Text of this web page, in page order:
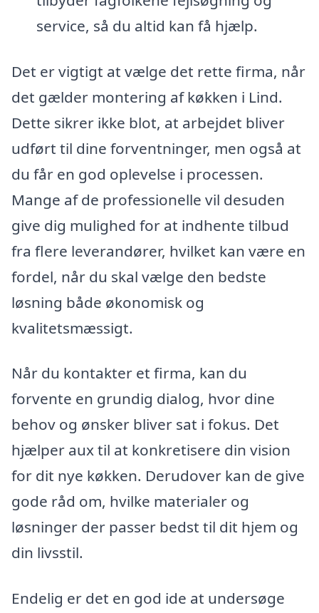
service, så du altid kan få hjælp.
Det er vigtigt at vælge det rette firma, når
det gælder montering af køkken i Lind.
Dette sikrer ikke blot, at arbejdet bliver
udført til dine forventninger, men også at
du får en god oplevelse i processen.
Mange af de professionelle vil desuden
give dig mulighed for at indhente tilbud
fra flere leverandører, hvilket kan være en
fordel, når du skal vælge den bedste
løsning både økonomisk og
kvalitetsmæssigt.
Når du kontakter et firma, kan du
forvente en grundig dialog, hvor dine
behov og ønsker bliver sat i fokus. Det
hjælper aux til at konkretisere din vision
for dit nye køkken. Derudover kan de give
gode råd om, hvilke materialer og
løsninger der passer bedst til dit hjem og
din livsstil.
Endelig er det en god ide at undersøge